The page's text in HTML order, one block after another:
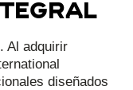
Al adquirir
diseñados